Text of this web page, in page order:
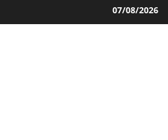
al
07/08/2026